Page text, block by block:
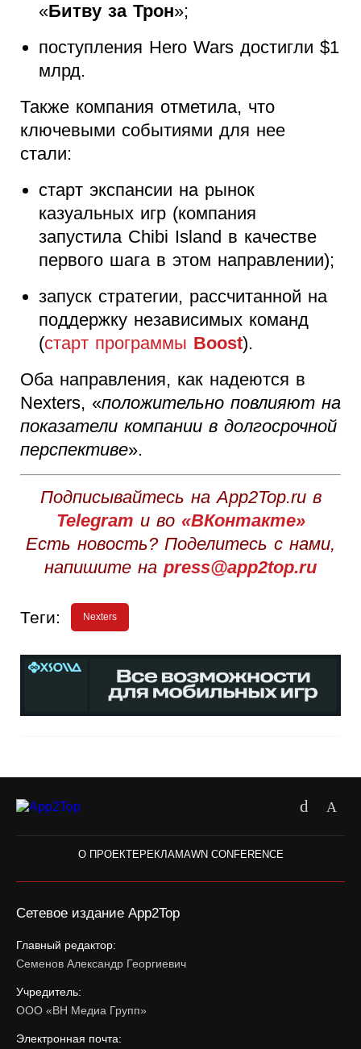
«Битву за Трон»;
поступления Hero Wars достигли $1
млрд.
Также компания отметила, что
ключевыми событиями для нее
стали:
старт экспансии на рынок
казуальных игр (компания
запустила Chibi Island в качестве
первого шага в этом направлении);
запуск стратегии, рассчитанной на
поддержку независимых команд
(старт программы Boost).
Оба направления, как надеются в
Nexters, «положительно повлияют на
показатели компании в долгосрочной
перспективе».
Подписывайтесь на App2Top.ru в
Telegram и во «ВКонтакте»
Есть новость? Поделитесь с нами,
напишите на press@app2top.ru
Теги: Nexters
О ПРОЕКТЕРЕКЛАМАWN CONFERENCE
Сетевое издание App2Top
Главный редактор:
Семенов Александр Георгиевич
Учредитель:
ООО «ВН Медиа Групп»
Электронная почта: